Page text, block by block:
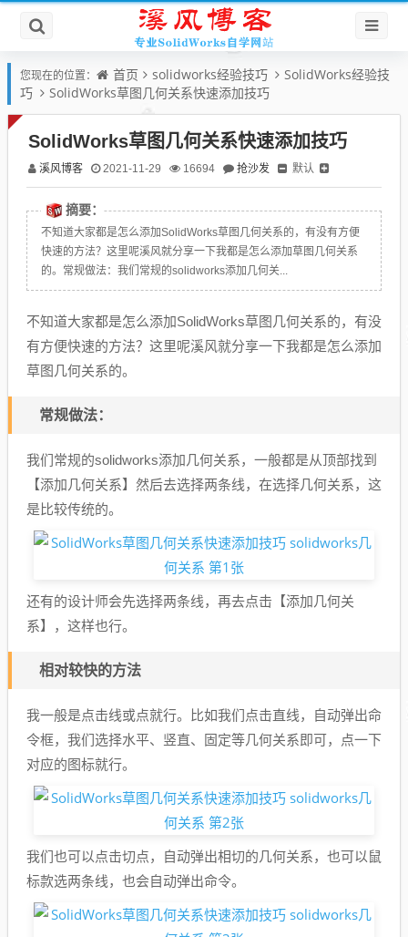
您现在的位置： 首页 solidworks经验技巧
SolidWorks经验技
巧
SolidWorks草图几何关系快速添加技巧
SolidWorks草图几何关系快速添加技巧
溪风博客 2021-11-29 16694 抢沙发 默认
摘要：
不知道大家都是怎么添加SolidWorks草图几何关系的，有没有方便
快速的方法？这里呢溪风就分享一下我都是怎么添加草图几何关系
的。常规做法：我们常规的solidworks添加几何关...
不知道大家都是怎么添加SolidWorks草图几何关系的，有没
有方便快速的方法？这里呢溪风就分享一下我都是怎么添加
草图几何关系的。
常规做法：
我们常规的solidworks添加几何关系，一般都是从顶部找到
【添加几何关系】然后去选择两条线，在选择几何关系，这
是比较传统的。
还有的设计师会先选择两条线，再去点击【添加几何关
系】，这样也行。
相对较快的方法
我一般是点击线或点就行。比如我们点击直线，自动弹出命
令框，我们选择水平、竖直、固定等几何关系即可，点一下
对应的图标就行。
我们也可以点击切点，自动弹出相切的几何关系，也可以鼠
标款选两条线，也会自动弹出命令。